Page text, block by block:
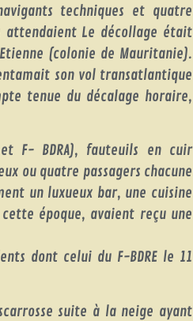
techniques et quatre
attendaient Le décollage était
(colonie de Mauritanie).
son vol transatlantique
tenue du décalage horaire,
F- BDRA), fauteuils en cuir
ou quatre passagers chacune
un luxueux bar, une cuisine
époque, avaient reçu une
dont celui du F-BDRE le 11
suite à la neige ayant